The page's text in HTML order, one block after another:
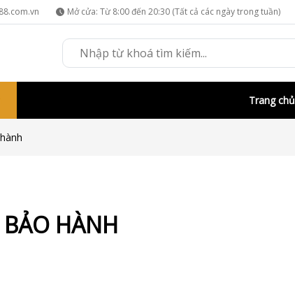
Mở cửa: Từ 8:00 đến 20:30 (Tất cả các ngày trong tuần)
Trang chủ
HÀNH